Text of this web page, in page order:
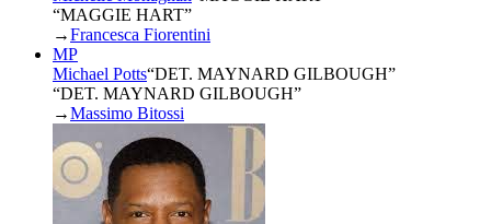
“MAGGIE HART”
→Francesca Fiorentini
MP
Michael Potts“DET. MAYNARD GILBOUGH”
“DET. MAYNARD GILBOUGH”
→Massimo Bitossi